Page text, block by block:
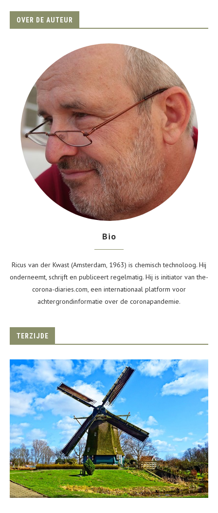
OVER DE AUTEUR
Bio
Ricus van der Kwast (Amsterdam, 1963) is chemisch technoloog. Hij
onderneemt, schrijft en publiceert regelmatig. Hij is initiator van the-
corona-diaries.com, een internationaal platform voor
achtergrondinformatie over de coronapandemie.
TERZIJDE